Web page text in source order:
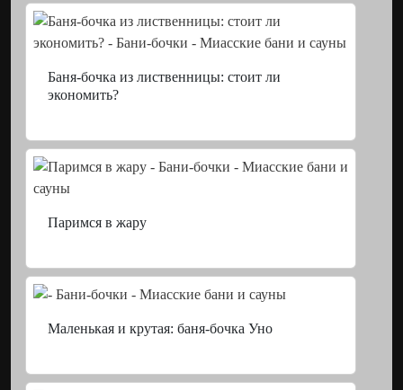
Баня-бочка из лиственницы: стоит ли
экономить?
Паримся в жару
Маленькая и крутая: баня-бочка Уно